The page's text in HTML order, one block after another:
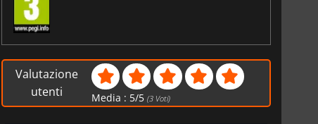
Valutazione
utenti
Media : 5/5 (3 Voti)